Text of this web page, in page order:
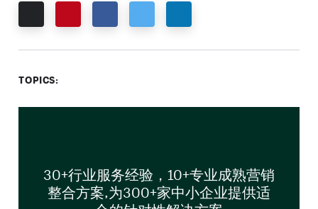
TOPICS:
30+行业服务经验，10+专业成熟营销
整合方案,为300+家中小企业提供适